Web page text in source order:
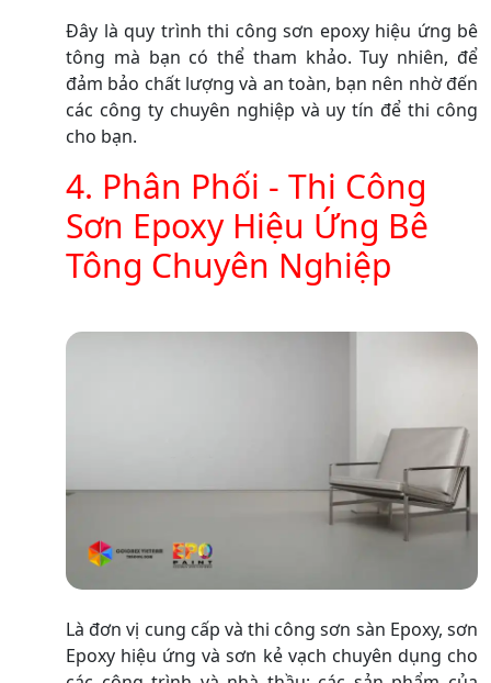
Đây là quy trình thi công sơn epoxy hiệu ứng bê
tông mà bạn có thể tham khảo. Tuy nhiên, để
đảm bảo chất lượng và an toàn, bạn nên nhờ đến
các công ty chuyên nghiệp và uy tín để thi công
cho bạn.
4. Phân Phối - Thi Công
Sơn Epoxy Hiệu Ứng Bê
Tông Chuyên Nghiệp
Là đơn vị cung cấp và thi công sơn sàn Epoxy, sơn
Epoxy hiệu ứng và sơn kẻ vạch chuyên dụng cho